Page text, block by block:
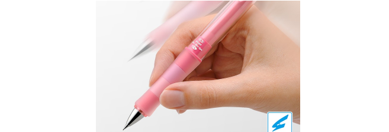
音が気になる場面では振らずに芯が出せる製品を
振るシャーペンの売れ筋ランキングもチェック！